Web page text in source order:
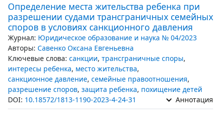
Определение места жительства ребенка при
разрешении судами трансграничных семейных
споров в условиях санкционного давления
Журнал: Юридическое образование и наука № 04/2023
Авторы: Савенко Оксана Евгеньевна
Ключевые слова: санкции, трансграничные споры,
интересы ребенка, место жительства,
санкционное давление, семейные правоотношения,
разрешение споров, защита ребенка, похищение детей
DOI: 10.18572/1813-1190-2023-4-24-31 Аннотация